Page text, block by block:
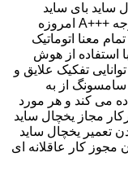
ساید بای ساید
سامسونگ با مصرف انرژی بسیار کم و با درجه +++A امروزه
معنا اتوماتیک
استفاده از هوش
تفکیک علایق و
از به
می کند و هر مورد
مجاز یخچال ساید
تعمیر یخچال ساید
مجوز کار عاقلانه ای